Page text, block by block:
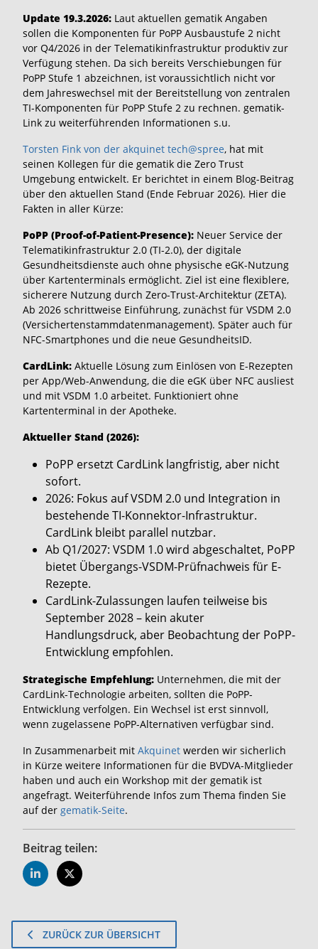
Update 19.3.2026: Laut aktuellen gematik Angaben
sollen die Komponenten für PoPP Ausbaustufe 2 nicht
vor Q4/2026 in der Telematikinfrastruktur produktiv zur
Verfügung stehen. Da sich bereits Verschiebungen für
PoPP Stufe 1 abzeichnen, ist voraussichtlich nicht vor
dem Jahreswechsel mit der Bereitstellung von zentralen
TI-Komponenten für PoPP Stufe 2 zu rechnen. gematik-
Link zu weiterführenden Informationen s.u.
Torsten Fink von der akquinet tech@spree, hat mit
seinen Kollegen für die gematik die Zero Trust
Umgebung entwickelt. Er berichtet in einem Blog-Beitrag
über den aktuellen Stand (Ende Februar 2026). Hier die
Fakten in aller Kürze:
PoPP (Proof-of-Patient-Presence): Neuer Service der
Telematikinfrastruktur 2.0 (TI-2.0), der digitale
Gesundheitsdienste auch ohne physische eGK-Nutzung
über Kartenterminals ermöglicht. Ziel ist eine flexiblere,
sicherere Nutzung durch Zero-Trust-Architektur (ZETA).
Ab 2026 schrittweise Einführung, zunächst für VSDM 2.0
(Versichertenstammdatenmanagement). Später auch für
NFC-Smartphones und die neue GesundheitsID.
CardLink: Aktuelle Lösung zum Einlösen von E-Rezepten
per App/Web-Anwendung, die die eGK über NFC ausliest
und mit VSDM 1.0 arbeitet. Funktioniert ohne
Kartenterminal in der Apotheke.
Aktueller Stand (2026):
PoPP ersetzt CardLink langfristig, aber nicht
sofort.
2026: Fokus auf VSDM 2.0 und Integration in
bestehende TI-Konnektor-Infrastruktur.
CardLink bleibt parallel nutzbar.
Ab Q1/2027: VSDM 1.0 wird abgeschaltet, PoPP
bietet Übergangs-VSDM-Prüfnachweis für E-
Rezepte.
CardLink-Zulassungen laufen teilweise bis
September 2028 – kein akuter
Handlungsdruck, aber Beobachtung der PoPP-
Entwicklung empfohlen.
Strategische Empfehlung: Unternehmen, die mit der
CardLink-Technologie arbeiten, sollten die PoPP-
Entwicklung verfolgen. Ein Wechsel ist erst sinnvoll,
wenn zugelassene PoPP-Alternativen verfügbar sind.
In Zusammenarbeit mit Akquinet werden wir sicherlich
in Kürze weitere Informationen für die BVDVA-Mitglieder
haben und auch ein Workshop mit der gematik ist
angefragt. Weiterführende Infos zum Thema finden Sie
auf der gematik-Seite.
Beitrag teilen:
ZURÜCK ZUR ÜBERSICHT